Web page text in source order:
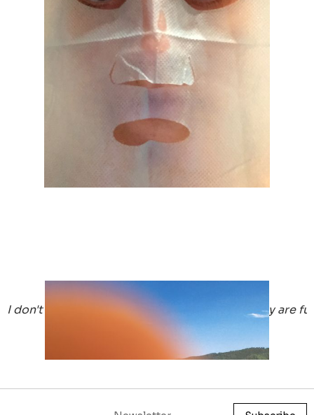
Mahtola Wittmer
I don't always print pictures but when I do they are
2016